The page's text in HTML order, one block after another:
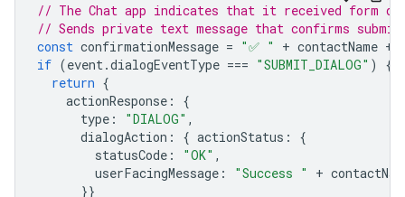
// The Chat app indicates that it received form
// Sends private text message that confirms
const confirmationMessage = "✅ " + contactName +
if (event.dialogEventType === "SUBMIT_DIALOG" )
{
return {
actionResponse :
{
type : "DIALOG" ,
dialogAction : { actionStatus :
{
statusCode : "OK" ,
userFacingMessage : "Success " +
}}